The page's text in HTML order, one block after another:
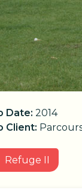
Date: 2014
Client:
Refuge II